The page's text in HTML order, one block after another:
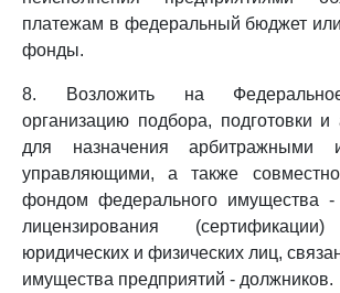
платежам в федеральный бюджет
фонды.
8. Возложить на
организацию подбора, подготовки и
для назначения арбитражными
управляющими, а также
фондом федерального имущества -
лицензирования (сертификации)
юридических и физических лиц,
имущества предприятий - должников.